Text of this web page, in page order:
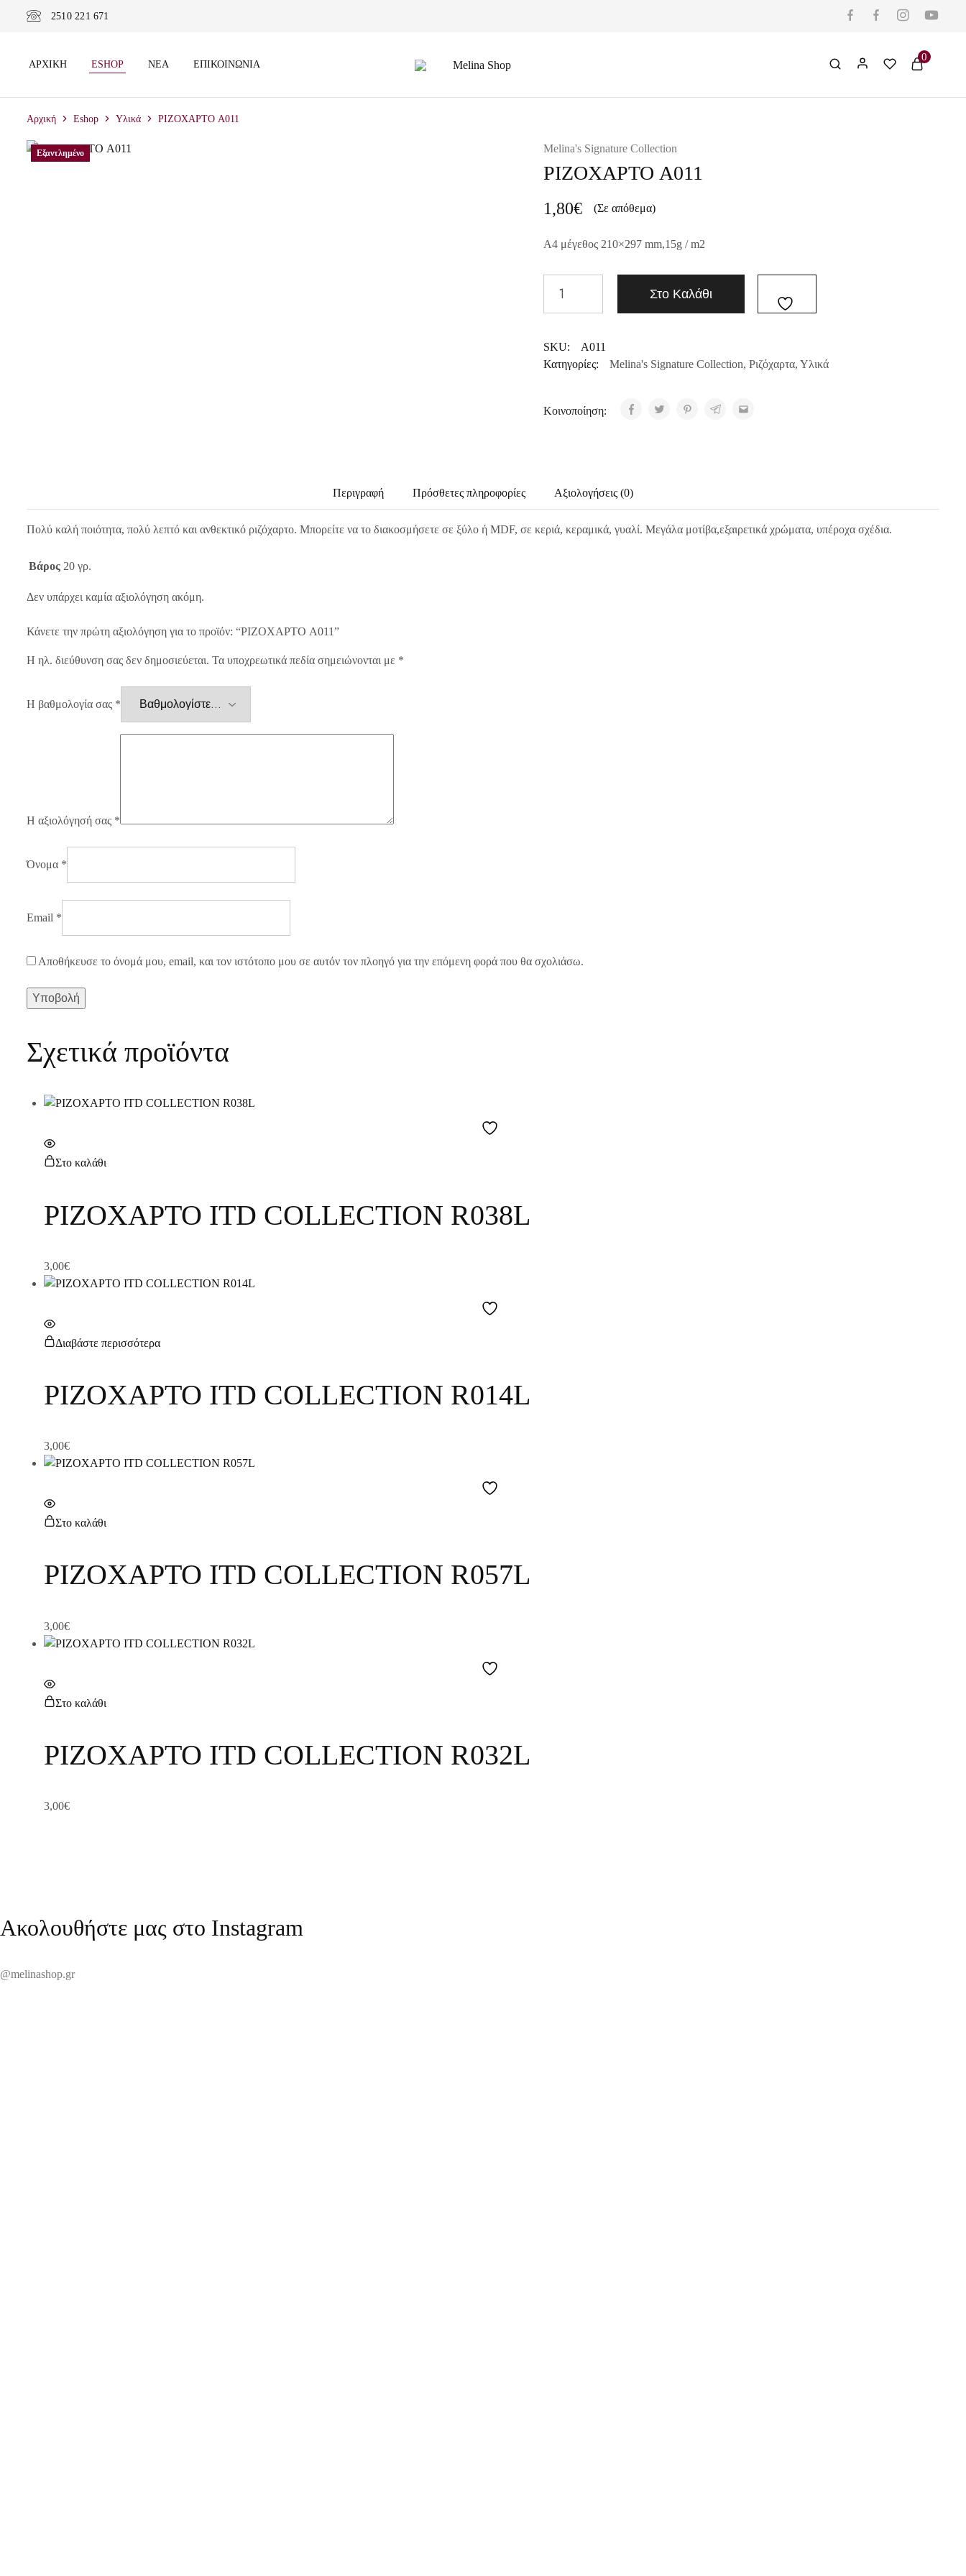
2510 221 671
ΑΡΧΙΚΉ ESHOP ΝΈΑ ΕΠΙΚΟΙΝΩΝΊΑ
Melina
0
Αρχική Eshop Υλικά ΡΙΖΟΧΑΡΤΟ A011
Melina's Signature Collection
ΡΙΖΟΧΑΡΤΟ A011
1,80€ (Σε απόθεμα)
A4 μέγεθος 210×297 mm,15g / m2
Στο Καλάθι
SKU:
A011
Κατηγορίες:
Melina's Signature Collection, Ριζόχαρτα, Υλικά
Κοινοποίηση:
Περιγραφή Πρόσθετες πληροφορίες Αξιολογήσεις (0)
Πολύ καλή ποιότητα, πολύ λεπτό και ανθεκτικό ριζόχαρτο. Μπορείτε να το διακοσμήσετε σε ξύλο ή MDF, σε κεριά, κεραμικά, γυαλί. Μεγάλα μοτίβα,εξαιρετικά χρώματα, υπέροχα σχέδια.
Βάρος 20 γρ.
Δεν υπάρχει καμία αξιολόγηση ακόμη.
Κάνετε την πρώτη αξιολόγηση για το προϊόν: “ΡΙΖΟΧΑΡΤΟ A011”
Η ηλ. διεύθυνση σας δεν δημοσιεύεται. Τα υποχρεωτικά πεδία σημειώνονται με *
Η βαθμολογία σας *
Η αξιολόγησή σας *
Όνομα *
Email *
Αποθήκευσε το όνομά μου, email, και τον ιστότοπο μου σε αυτόν τον πλοηγό για την επόμενη φορά που θα σχολιάσω.
Σχετικά προϊόντα
Στο καλάθι
ΡΙΖΟΧΑΡΤΟ ITD COLLECTION R038L
3,00€
Διαβάστε περισσότερα
Εξαντλημένο
ΡΙΖΟΧΑΡΤΟ ITD COLLECTION R014L
3,00€
Στο καλάθι
ΡΙΖΟΧΑΡΤΟ ITD COLLECTION R057L
3,00€
Στο καλάθι
ΡΙΖΟΧΑΡΤΟ ITD COLLECTION R032L
3,00€
Ακολουθήστε μας στο Instagram
@melinashop.gr